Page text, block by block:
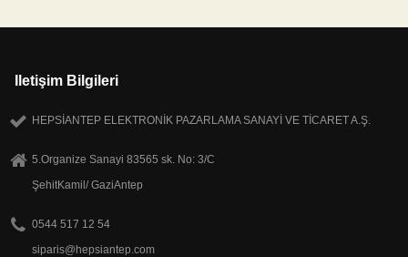
Iletişim Bilgileri
HEPSİANTEP ELEKTRONİK PAZARLAMA SANAYİ VE TİCARET A.Ş.
5.Organize Sanayi 83565 sk. No: 3/C
ŞehitKamil/ GaziAntep
0544 517 12 54
siparis@hepsiantep.com